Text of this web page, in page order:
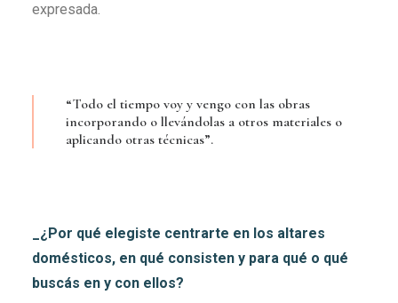
expresada.
“Todo el tiempo voy y vengo con las obras
incorporando o llevándolas a otros materiales o
aplicando otras técnicas”.
_¿Por qué elegiste centrarte en los altares
domésticos, en qué consisten y para qué o qué
buscás en y con ellos?